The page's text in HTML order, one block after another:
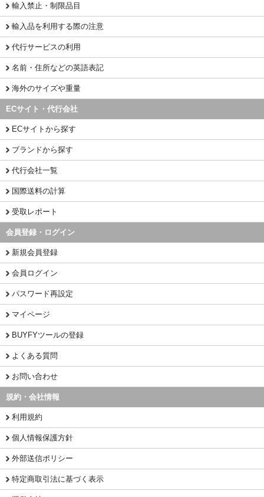
輸入禁止・制限品目
輸入品を利用する際の注意
代行サービスの利用
名前・住所などの英語表記
海外のサイズや重量
ECサイト・代行会社
ECサイトから探す
ブランドから探す
代行会社一覧
国際送料の計算
受取レポート
会員登録・ログイン
新規会員登録
会員ログイン
パスワード再設定
マイページ
BUYFYツールの登録
よくある質問
お問い合わせ
規約・会社情報
利用規約
個人情報保護方針
外部送信ポリシー
特定商取引法に基づく表示